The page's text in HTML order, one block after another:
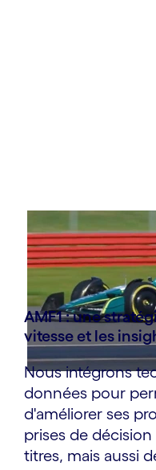
AMF1 : une
vitesse et les
Nous intégrons
données pour
d'améliorer ses
prises de
titres, mais aussi